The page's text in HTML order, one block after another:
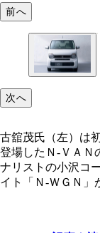
い
前へ
次へ
古舘茂氏（左）は
登場したＮ-ＶＡＮ
ナリストの小沢コ
イト「Ｎ‐ＷＧＮ」